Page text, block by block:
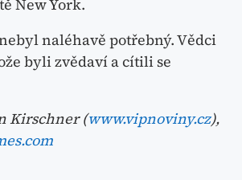
New York.
naléhavě potřebný. Vědci
byli zvědaví a cítili se
Kirschner (www.vipnoviny.cz),